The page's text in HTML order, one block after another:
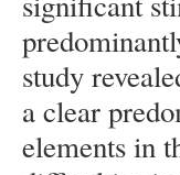
study
a clear
elements in